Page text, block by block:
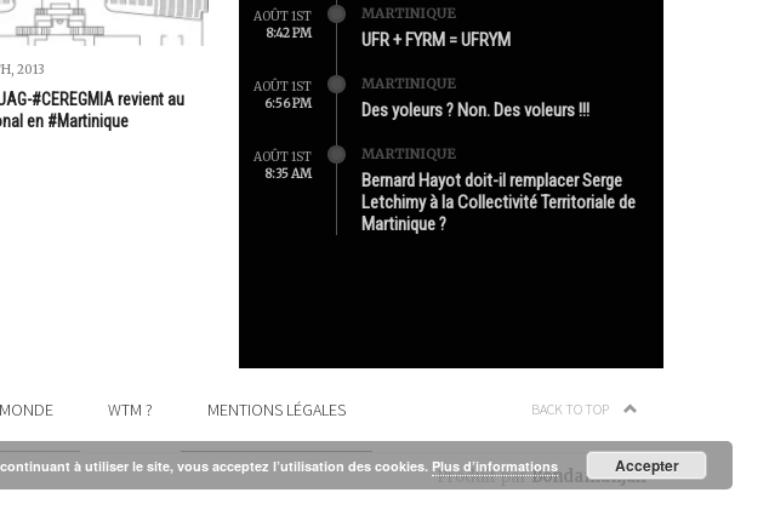
2013
#CEREGMIA revient au
en #Martinique
AOÛT 1ST
8:42 PM
MARTINIQUE
UFR + FYRM = UFRYM
AOÛT 1ST
6:56 PM
MARTINIQUE
Des yoleurs ? Non. Des voleurs !!!
AOÛT 1ST
8:35 AM
MARTINIQUE
Bernard Hayot doit-il remplacer Serge
Letchimy à la Collectivité Territoriale de
Martinique ?
MONDE WTM ? MENTIONS LÉGALES BACK TO TOP
Produit parBondamanjak
à utiliser le site, vous acceptez l’utilisation des cookies. Plus d’informations Accepter